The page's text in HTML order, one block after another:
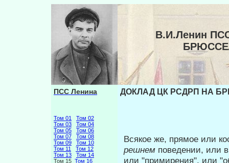
В.И.Ленин
ПСС Ленина
Том 01
Том 02
Том 03
Том 04
Том 05
Том 06
Том 07
Том 08
Том 09
Том 10
Том 11
Том 12
Том 13
Том 14
Том 15 Том 16
ДОКЛАД ЦК РСДРП НА
Всякое же, прямое или
решнем поведении, или
или "примирения", или